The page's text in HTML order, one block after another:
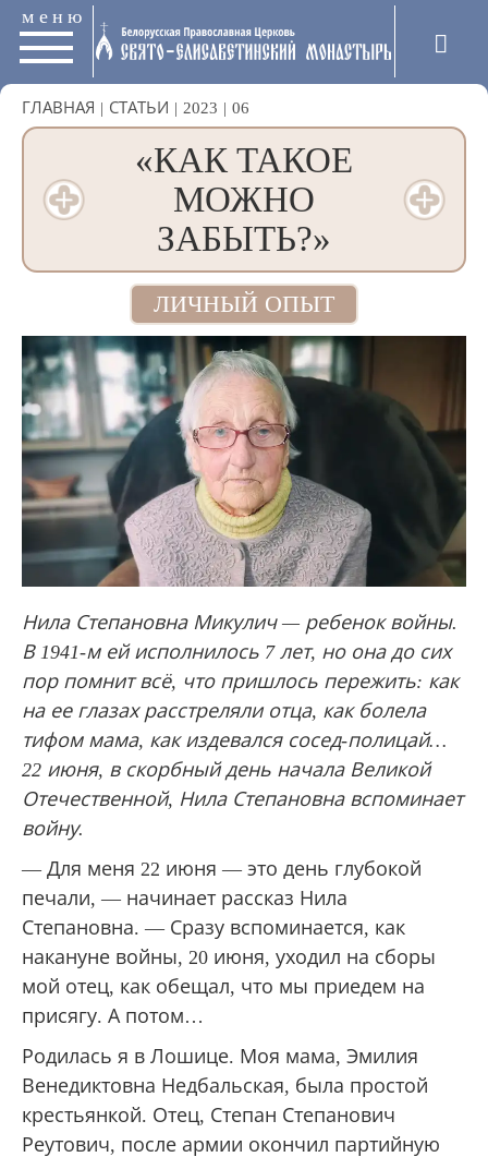
меню
ГЛАВНАЯ | СТАТЬИ | 2023 | 06
«КАК ТАКОЕ
МОЖНО
ЗАБЫТЬ?»
ЛИЧНЫЙ ОПЫТ
Нила Степановна Микулич — ребенок войны.
В 1941-м ей исполнилось 7 лет, но она до сих
пор помнит всё, что пришлось пережить: как
на ее глазах расстреляли отца, как болела
тифом мама, как издевался сосед-полицай…
22 июня, в скорбный день начала Великой
Отечественной, Нила Степановна вспоминает
войну.
— Для меня 22 июня — это день глубокой
печали, — начинает рассказ Нила
Степановна. — Сразу вспоминается, как
накануне войны, 20 июня, уходил на сборы
мой отец, как обещал, что мы приедем на
присягу. А потом…
Родилась я в Лошице. Моя мама, Эмилия
Венедиктовна Недбальская, была простой
крестьянкой. Отец, Степан Степанович
Реутович, после армии окончил партийную